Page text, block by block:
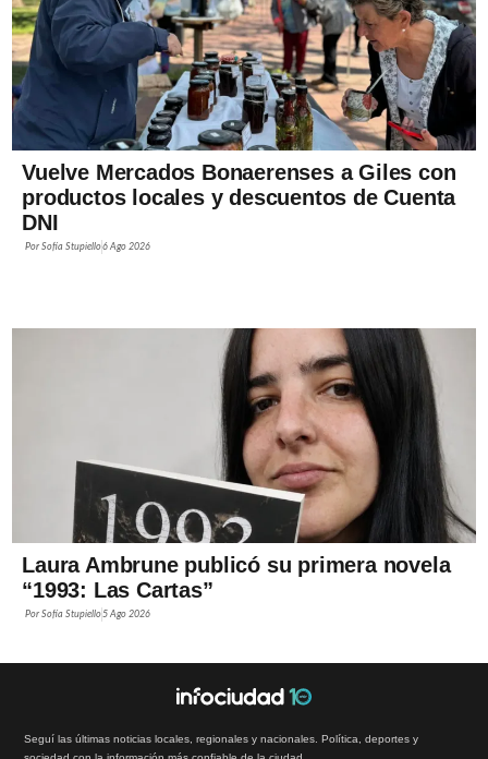
Vuelve Mercados Bonaerenses a Giles con
productos locales y descuentos de Cuenta
DNI
PorSofía Stupiello6 Ago 2026
Laura Ambrune publicó su primera novela
“1993: Las Cartas”
PorSofía Stupiello5 Ago 2026
Seguí las últimas noticias locales, regionales y nacionales. Política, deportes y